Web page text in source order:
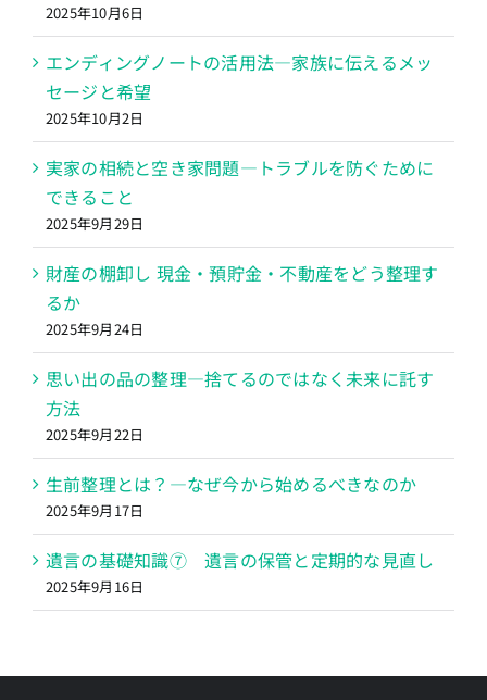
2025年10月6日
エンディングノートの活用法―家族に伝えるメッ
セージと希望
2025年10月2日
実家の相続と空き家問題―トラブルを防ぐために
できること
2025年9月29日
財産の棚卸し 現金・預貯金・不動産をどう整理す
るか
2025年9月24日
思い出の品の整理―捨てるのではなく未来に託す
方法
2025年9月22日
生前整理とは？―なぜ今から始めるべきなのか
2025年9月17日
遺言の基礎知識⑦ 遺言の保管と定期的な見直し
2025年9月16日